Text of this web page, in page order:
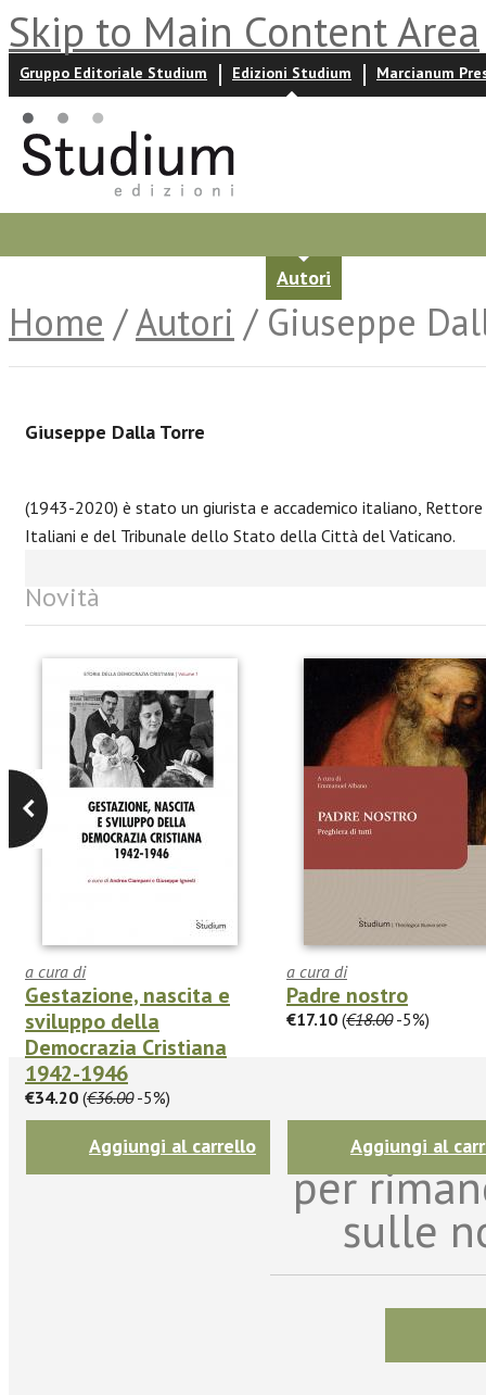
Skip to Main Content Area
Gruppo Editoriale Studium Edizioni Studium Marcianum
Autori
Home /Autori / Giuseppe
Giuseppe Dalla Torre
(1943-2020) è stato un giurista e accademico italiano,
Italiani e del Tribunale dello Stato della Città del Vaticano.
Novità
a cura di
Gestazione, nascita e
sviluppo della
Democrazia Cristiana
1942-1946
€34.20 (€36.00-5%)
Aggiungi al carrello
a cura di
Padre nostro
€17.10 (€18.00-5%)
Aggiungi al
Iscriviti
per
sulle